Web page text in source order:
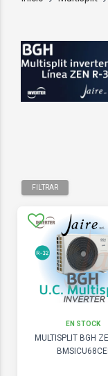
FILTRAR
EN STOCK
MULTISPLIT BGH
BMSICU68CEI